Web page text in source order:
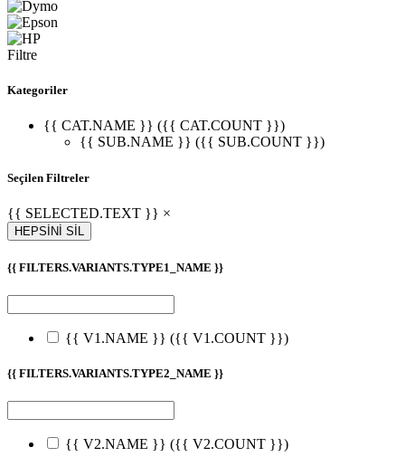
Filtre
Kategoriler
{{ CAT.NAME }} ({{ CAT.COUNT }})
{{ SUB.NAME }} ({{ SUB.COUNT }})
Seçilen Filtreler
{{ SELECTED.TEXT }} ×
HEPSİNİ SİL
{{ FILTERS.VARIANTS.TYPE1_NAME }}
{{ V1.NAME }} ({{ V1.COUNT }})
{{ FILTERS.VARIANTS.TYPE2_NAME }}
{{ V2.NAME }} ({{ V2.COUNT }})